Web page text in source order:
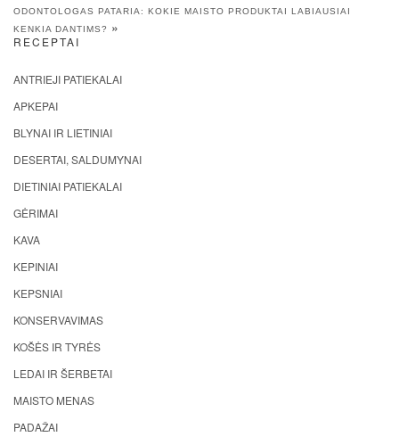
ODONTOLOGAS PATARIA: KOKIE MAISTO PRODUKTAI LABIAUSIAI
KENKIA DANTIMS?
»
RECEPTAI
ANTRIEJI PATIEKALAI
APKEPAI
BLYNAI IR LIETINIAI
DESERTAI, SALDUMYNAI
DIETINIAI PATIEKALAI
GĖRIMAI
KAVA
KEPINIAI
KEPSNIAI
KONSERVAVIMAS
KOŠĖS IR TYRĖS
LEDAI IR ŠERBETAI
MAISTO MENAS
PADAŽAI